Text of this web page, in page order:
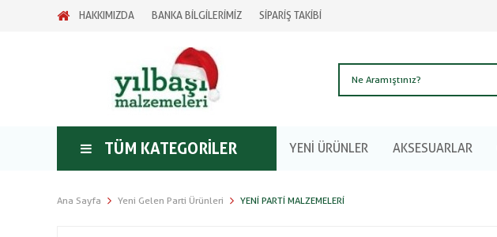
HAKKIMIZDA BANKA BİLGİLERİMİZ SİPARİŞ TAKİBİ
TÜM KATEGORILER YENİ ÜRÜNLER AKSESUARLAR
Ana Sayfa Yeni Gelen Parti Ürünleri YENI PARTI MALZEMELERI